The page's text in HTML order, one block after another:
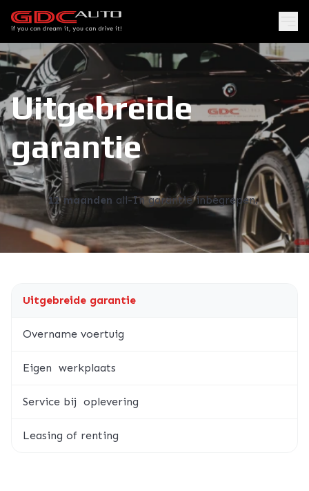
Uitgebreide
garantie
12 maanden all-In garantie inbegrepen.
Uitgebreide garantie
Overname voertuig
Eigen werkplaats
Service bij oplevering
Leasing of renting